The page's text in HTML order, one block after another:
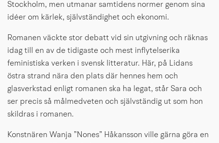
Stockholm, men utmanar samtidens normer genom sina
idéer om kärlek, självständighet och ekonomi.
Romanen väckte stor debatt vid sin utgivning och räknas
idag till en av de tidigaste och mest inflytelserika
feministiska verken i svensk litteratur. Här, på Lidans
östra strand nära den plats där hennes hem och
glasverkstad enligt romanen ska ha legat, står Sara och
ser precis så målmedveten och självständig ut som hon
skildras i romanen.
Konstnären Wanja ”Nones” Håkansson ville gärna göra en